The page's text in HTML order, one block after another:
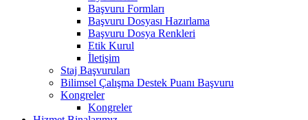
Başvuru Formları
Başvuru Dosyası Hazırlama
Başvuru Dosya Renkleri
Etik Kurul
İletişim
Staj Başvuruları
Bilimsel Çalışma Destek Puanı Başvuru
Kongreler
Kongreler